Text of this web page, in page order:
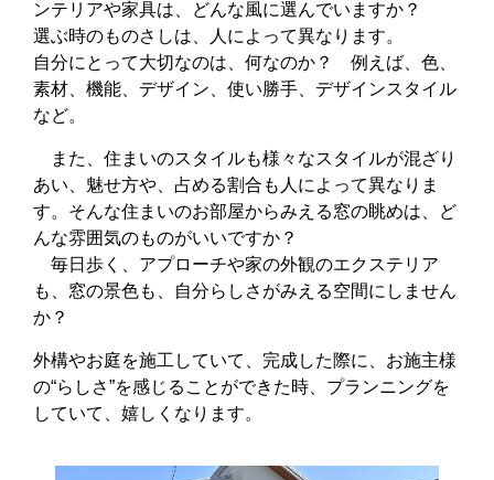
ンテリアや家具は、どんな風に選んでいますか？
選ぶ時のものさしは、人によって異なります。
自分にとって大切なのは、何なのか？ 例えば、色、
素材、機能、デザイン、使い勝手、デザインスタイル
など。
また、住まいのスタイルも様々なスタイルが混ざり
あい、魅せ方や、占める割合も人によって異なりま
す。そんな住まいのお部屋からみえる窓の眺めは、ど
んな雰囲気のものがいいですか？
毎日歩く、アプローチや家の外観のエクステリア
も、窓の景色も、自分らしさがみえる空間にしません
か？
外構やお庭を施工していて、完成した際に、お施主様
の“らしさ”を感じることができた時、プランニングを
していて、嬉しくなります。